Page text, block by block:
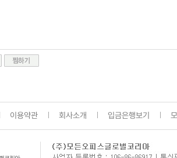
이용약관 회사소개 입금은행보기